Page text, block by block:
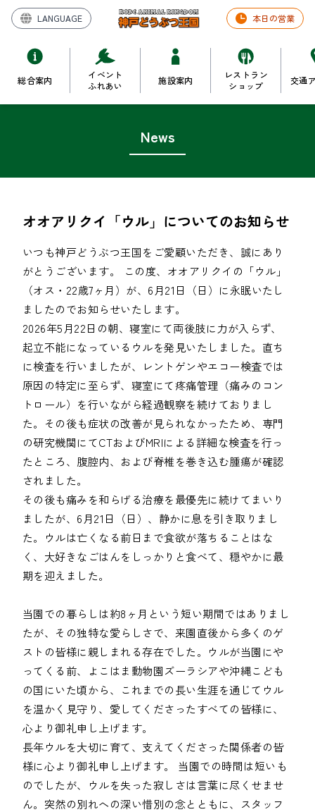
LANGUAGE 本日の営業
総合案内
イベント
ふれあい
施設案内
レストラン
ショップ
交通
News
オオアリクイ「ウル」についてのお知らせ
いつも神戸どうぶつ王国をご愛顧いただき、誠にあり
がとうございます。 この度、オオアリクイの「ウル」
（オス・22歳7ヶ月）が、6月21日（日）に永眠いたし
ましたのでお知らせいたします。
2026年5月22日の朝、寝室にて両後肢に力が入らず、
起立不能になっているウルを発見いたしました。直ち
に検査を行いましたが、レントゲンやエコー検査では
原因の特定に至らず、寝室にて疼痛管理（痛みのコン
トロール）を行いながら経過観察を続けておりまし
た。その後も症状の改善が見られなかったため、専門
の研究機関にてCTおよびMRIによる詳細な検査を行っ
たところ、腹腔内、および脊椎を巻き込む腫瘍が確認
されました。
その後も痛みを和らげる治療を最優先に続けてまいり
ましたが、6月21日（日）、静かに息を引き取りまし
た。ウルは亡くなる前日まで食欲が落ちることはな
く、大好きなごはんをしっかりと食べて、穏やかに最
期を迎えました。
当園での暮らしは約8ヶ月という短い期間ではありまし
たが、その独特な愛らしさで、来園直後から多くのゲ
ストの皆様に親しまれる存在でした。ウルが当園にや
ってくる前、よこはま動物園ズーラシアや沖縄こども
の国にいた頃から、これまでの長い生涯を通じてウル
を温かく見守り、愛してくださったすべての皆様に、
心より御礼申し上げます。
長年ウルを大切に育て、支えてくださった関係者の皆
様に心より御礼申し上げます。 当園での時間は短いも
のでしたが、ウルを失った寂しさは言葉に尽くせませ
ん。突然の別れへの深い惜別の念とともに、スタッフ